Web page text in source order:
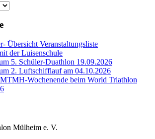
Übersicht Veranstaltungsliste
der Luisenschule
5. Schüler-Duathlon 19.09.2026
2. Luftschifflauf am 04.10.2026
Wochenende beim World Triathlon
Mülheim e. V.